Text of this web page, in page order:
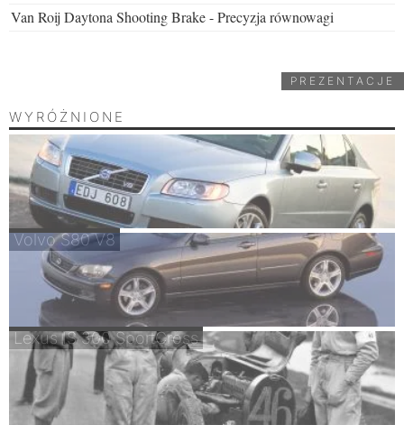
Van Roij Daytona Shooting Brake - Precyzja równowagi
PREZENTACJE
WYRÓŻNIONE
Volvo S80 V8
Lexus IS 300 SportCross